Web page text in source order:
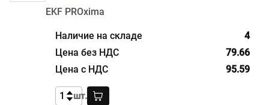
EKF PROxima
4
79.66
95.59
шт.